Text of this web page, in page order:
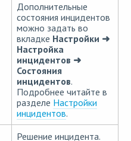
Дополнительные
состояния инцидентов
можно задать во
вкладке Настройки ➜
Настройка
инцидентов ➜
Состояния
инцидентов.
Подробнее читайте в
разделе Настройки
инцидентов.
Решение инцидента.